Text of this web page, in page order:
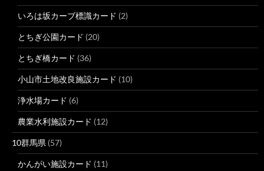
いろは坂カーブ標識カード (2)
とちぎ公園カード (20)
とちぎ橋カード (36)
小山市土地改良施設カード (10)
浄水場カード (6)
農業水利施設カード (12)
10群馬県 (57)
かんがい施設カード (11)